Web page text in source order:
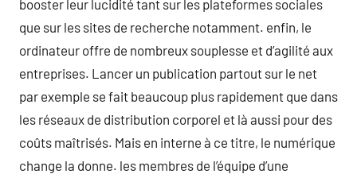
booster leur lucidité tant sur les plateformes sociales
que sur les sites de recherche notamment. enfin, le
ordinateur offre de nombreux souplesse et d’agilité aux
entreprises. Lancer un publication partout sur le net
par exemple se fait beaucoup plus rapidement que dans
les réseaux de distribution corporel et là aussi pour des
coûts maîtrisés. Mais en interne à ce titre, le numérique
change la donne. les membres de l’équipe d’une